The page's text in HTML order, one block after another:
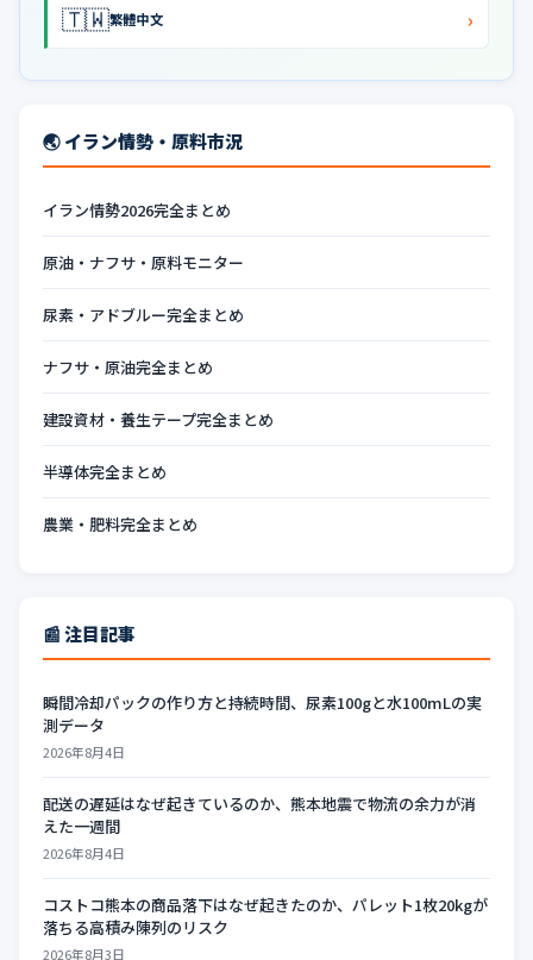
🇹🇼繁體中文 ›
🌏 イラン情勢・原料市況
イラン情勢2026完全まとめ
原油・ナフサ・原料モニター
尿素・アドブルー完全まとめ
ナフサ・原油完全まとめ
建設資材・養生テープ完全まとめ
半導体完全まとめ
農業・肥料完全まとめ
📰 注目記事
瞬間冷却パックの作り方と持続時間、尿素100gと水100mLの実
測データ
2026年8月4日
配送の遅延はなぜ起きているのか、熊本地震で物流の余力が消
えた一週間
2026年8月4日
コストコ熊本の商品落下はなぜ起きたのか、パレット1枚20kgが
落ちる高積み陳列のリスク
2026年8月3日